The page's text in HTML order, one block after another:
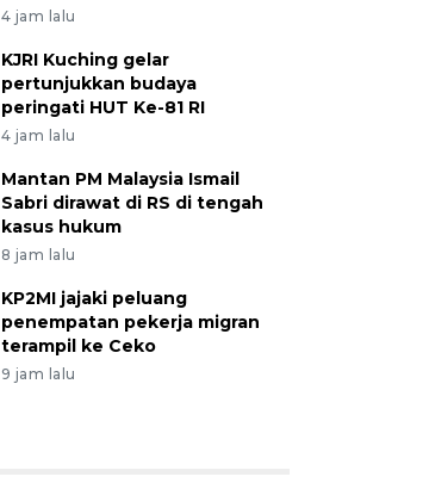
4 jam lalu
KJRI Kuching gelar
pertunjukkan budaya
peringati HUT Ke-81 RI
4 jam lalu
Mantan PM Malaysia Ismail
Sabri dirawat di RS di tengah
kasus hukum
8 jam lalu
KP2MI jajaki peluang
penempatan pekerja migran
terampil ke Ceko
9 jam lalu